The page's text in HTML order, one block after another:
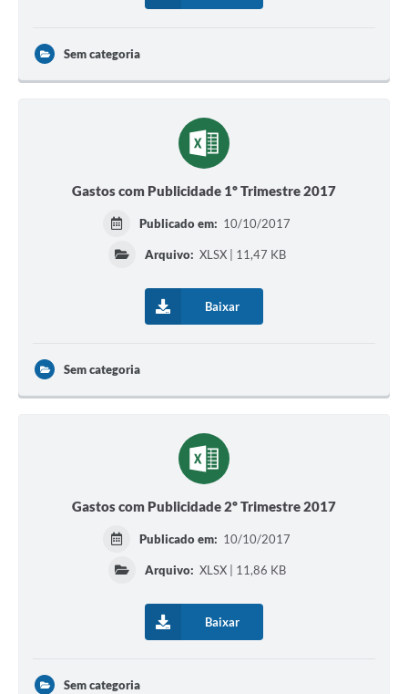
Sem categoria
Gastos com Publicidade 1º Trimestre 2017
Publicado em: 10/10/2017
Arquivo: XLSX | 11,47 KB
Baixar
Sem categoria
Gastos com Publicidade 2º Trimestre 2017
Publicado em: 10/10/2017
Arquivo: XLSX | 11,86 KB
Baixar
Sem categoria